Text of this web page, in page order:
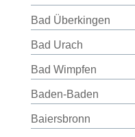
Bad Überkingen
Bad Urach
Bad Wimpfen
Baden-Baden
Baiersbronn